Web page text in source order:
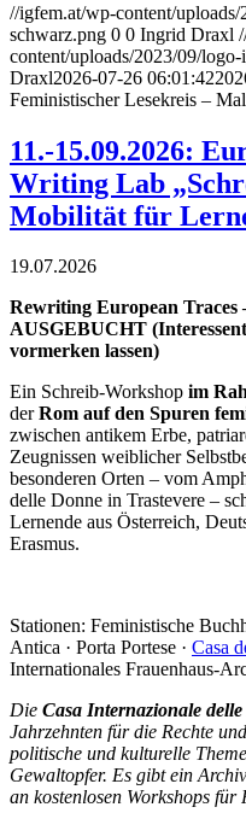
//igfem.at/wp-content/
schwarz.png 0 0 Ingrid Draxl
content/uploads/2023/09/
Draxl2026-07-26 06:01:42
Feministischer Lesekreis –
11.-15.09.2026:
Writing Lab
Mobilität für
19.07.2026
Rewriting European
AUSGEBUCHT
vormerken lassen)
Ein Schreib-Workshop im
derRom auf den Spuren
zwischen antikem Erbe,
Zeugnissen weiblicher
besonderen Orten – vom
delle Donne in Trastevere –
Lernende aus Österreich,
Erasmus.
Stationen: Feministische
Antica · Porta Portese · Casa
Internationales Frauenhaus-
Die Casa Internazionale
Jahrzehnten für die Rechte
politische und kulturelle
Gewaltopfer. Es gibt ein
an kostenlosen Workshops